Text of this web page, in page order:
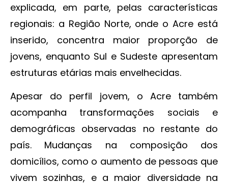
explicada, em parte, pelas características
regionais: a Região Norte, onde o Acre está
inserido, concentra maior proporção de
jovens, enquanto Sul e Sudeste apresentam
estruturas etárias mais envelhecidas.
Apesar do perfil jovem, o Acre também
acompanha transformações sociais e
demográficas observadas no restante do
país. Mudanças na composição dos
domicílios, como o aumento de pessoas que
vivem sozinhas, e a maior diversidade na